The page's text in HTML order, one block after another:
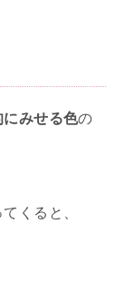
みせる色の
くると、